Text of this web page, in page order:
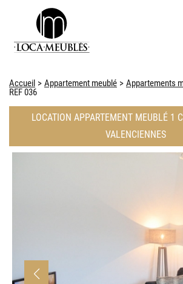
Accueil Appartement meublé
Appartements
REF 036
LOCATION APPARTEMENT MEUBLÉ 1
VALENCIENNES